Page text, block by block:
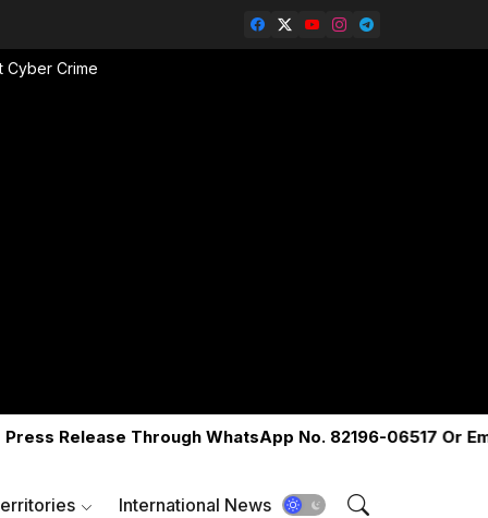
Cyber Crime
Through WhatsApp No. 82196-06517 Or Email -
International News